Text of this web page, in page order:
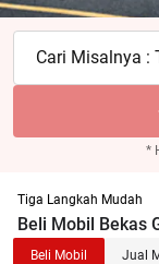
Cari Misalnya :
*
Tiga Langkah Mudah
Beli Mobil Bekas
Beli Mobil Jual